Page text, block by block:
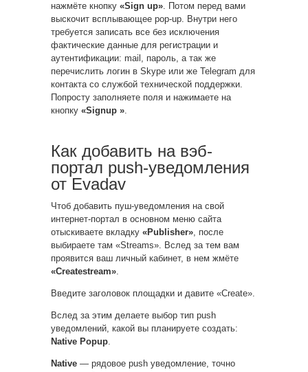
нажмёте кнопку «Sign up». Потом перед вами
выскочит всплывающее pop-up. Внутри него
требуется записать все без исключения
фактические данные для регистрации и
аутентификации: mail, пароль, а так же
перечислить логин в Skype или же Telegram для
контакта со службой технической поддержки.
Попросту заполняете поля и нажимаете на
кнопку «Signup ».
Как добавить на вэб-
портал push-уведомления
от Evadav
Чтоб добавить пуш-уведомления на свой
интернет-портал в основном меню сайта
отыскиваете вкладку «Publisher», после
выбираете там «Streams». Вслед за тем вам
проявится ваш личный кабинет, в нем жмёте
«Createstream».
Введите заголовок площадки и давите «Create».
Вслед за этим делаете выбор тип push
уведомлений, какой вы планируете создать:
Native Popup.
Native — рядовое push уведомление, точно